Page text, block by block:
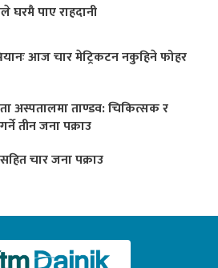
घरमै पाए राहदानी
आज चार मेट्रिकटन नकुहिने फोहर
अस्पतालमा ताण्डव: चिकित्सक र
तीन जना पक्राउ
चार जना पक्राउ